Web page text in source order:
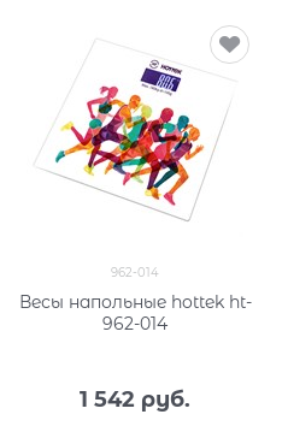
962-014
Весы напольные hottek ht-
962-014
1 542 руб.